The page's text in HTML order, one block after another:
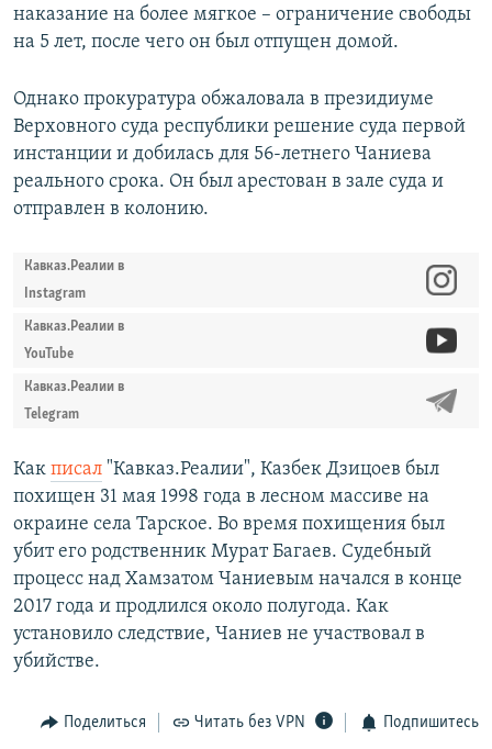
наказание на более мягкое – ограничение свободы
на 5 лет, после чего он был отпущен домой.
Однако прокуратура обжаловала в президиуме
Верховного суда республики решение суда первой
инстанции и добилась для 56-летнего Чаниева
реального срока. Он был арестован в зале суда и
отправлен в колонию.
Кавказ.Реалии в
Instagram
Кавказ.Реалии в
YouTube
Кавказ.Реалии в
Telegram
Как писал "Кавказ.Реалии", Казбек Дзицоев был
похищен 31 мая 1998 года в лесном массиве на
окраине села Тарское. Во время похищения был
убит его родственник Мурат Багаев. Судебный
процесс над Хамзатом Чаниевым начался в конце
2017 года и продлился около полугода. Как
установило следствие, Чаниев не участвовал в
убийстве.
Поделиться Читать без VPN Подпишитесь